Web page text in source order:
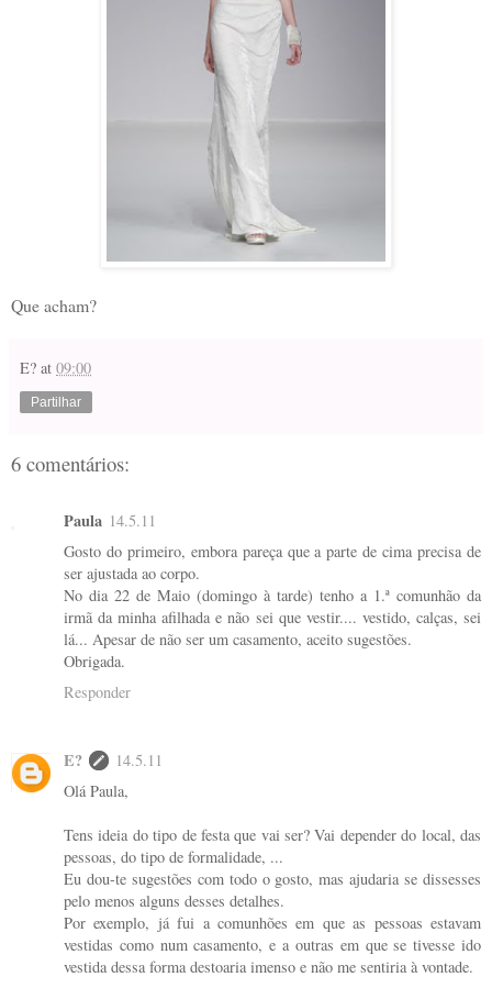
Que acham?
E? at 09:00
Partilhar
6 comentários:
Paula 14.5.11
Gosto do primeiro, embora pareça que a parte de cima precisa de
ser ajustada ao corpo.
No dia 22 de Maio (domingo à tarde) tenho a 1.ª comunhão da
irmã da minha afilhada e não sei que vestir.... vestido, calças, sei
lá... Apesar de não ser um casamento, aceito sugestões.
Obrigada.
Responder
E?
14.5.11
Olá Paula,
Tens ideia do tipo de festa que vai ser? Vai depender do local, das
pessoas, do tipo de formalidade, ...
Eu dou-te sugestões com todo o gosto, mas ajudaria se dissesses
pelo menos alguns desses detalhes.
Por exemplo, já fui a comunhões em que as pessoas estavam
vestidas como num casamento, e a outras em que se tivesse ido
vestida dessa forma destoaria imenso e não me sentiria à vontade.